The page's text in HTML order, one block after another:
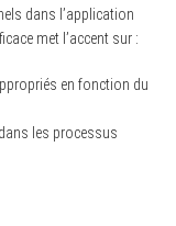
dans l’application
met l’accent sur :
en fonction du
les processus